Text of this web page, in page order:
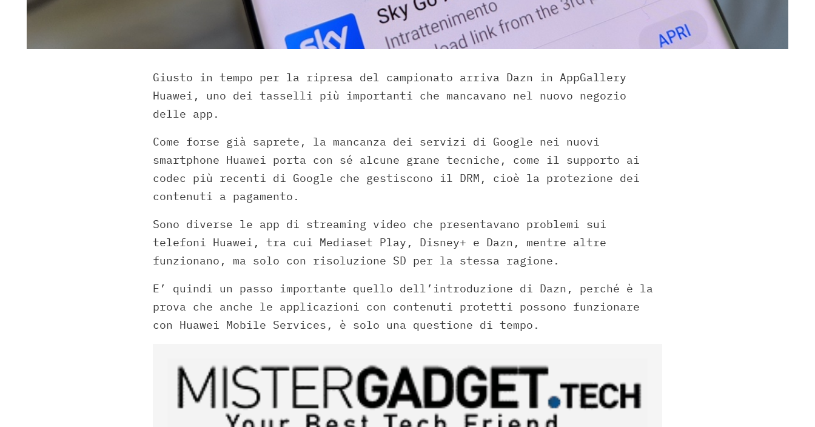
Giusto in tempo per la ripresa del campionato arriva Dazn in AppGallery
Huawei, uno dei tasselli più importanti che mancavano nel nuovo negozio
delle app.
Come forse già saprete, la mancanza dei servizi di Google nei nuovi
smartphone Huawei porta con sé alcune grane tecniche, come il supporto ai
codec più recenti di Google che gestiscono il DRM, cioè la protezione dei
contenuti a pagamento.
Sono diverse le app di streaming video che presentavano problemi sui
telefoni Huawei, tra cui Mediaset Play, Disney+ e Dazn, mentre altre
funzionano, ma solo con risoluzione SD per la stessa ragione.
E’ quindi un passo importante quello dell’introduzione di Dazn, perché è la
prova che anche le applicazioni con contenuti protetti possono funzionare
con Huawei Mobile Services, è solo una questione di tempo.